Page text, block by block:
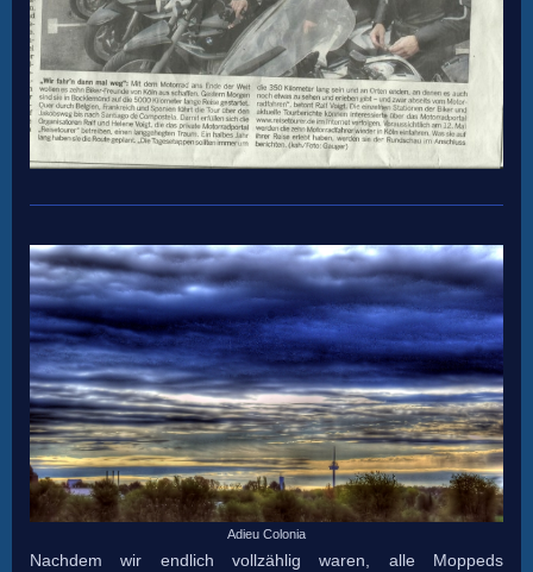
Adieu Colonia
Nachdem wir endlich vollzählig waren, alle Moppeds